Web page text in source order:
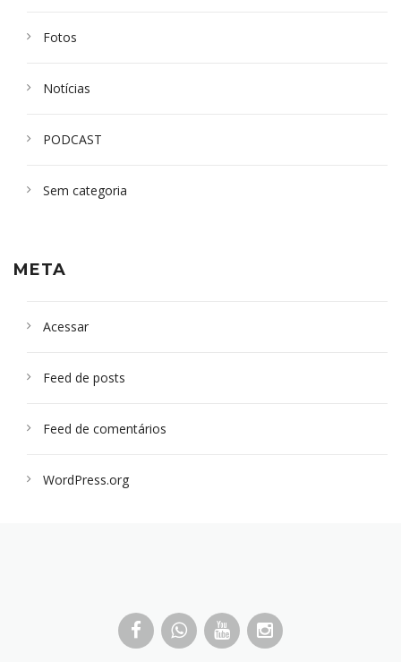
Fotos
Notícias
PODCAST
Sem categoria
META
Acessar
Feed de posts
Feed de comentários
WordPress.org